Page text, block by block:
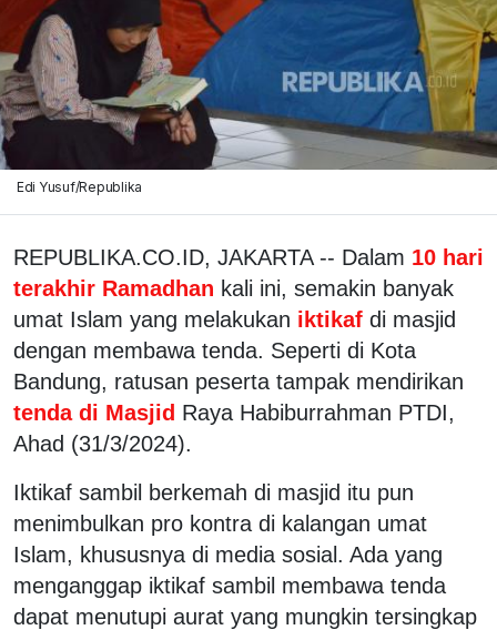
Edi Yusuf/Republika
REPUBLIKA.CO.ID, JAKARTA -- Dalam 10 hari
terakhir Ramadhan kali ini, semakin banyak
umat Islam yang melakukan iktikaf di masjid
dengan membawa tenda. Seperti di Kota
Bandung, ratusan peserta tampak mendirikan
tenda di Masjid Raya Habiburrahman PTDI,
Ahad (31/3/2024).
Iktikaf sambil berkemah di masjid itu pun
menimbulkan pro kontra di kalangan umat
Islam, khususnya di media sosial. Ada yang
menganggap iktikaf sambil membawa tenda
dapat menutupi aurat yang mungkin tersingkap